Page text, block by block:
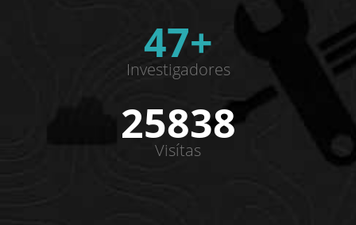
47+
Investigadores
25838
Visítas